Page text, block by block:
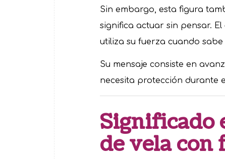
Sin embargo, esta figura
significa actuar sin pensar.
utiliza su fuerza cuando
Su mensaje consiste en
necesita protección durante
Significado
de vela con